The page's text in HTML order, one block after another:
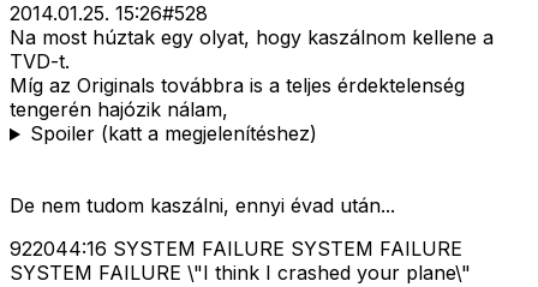
2014.01.25. 15:26#528
Na most húztak egy olyat, hogy kaszálnom kellene a
TVD-t.
Míg az Originals továbbra is a teljes érdektelenség
tengerén hajózik nálam,
Spoiler (katt a megjelenítéshez)
De nem tudom kaszálni, ennyi évad után...
922044:16 SYSTEM FAILURE SYSTEM FAILURE
SYSTEM FAILURE \"I think I crashed your plane\"